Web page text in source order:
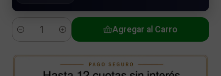
Cantidad
Agregar al Carro